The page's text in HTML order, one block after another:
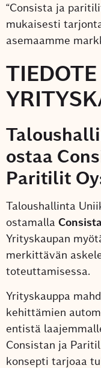
“Consista ja
mukaisesti
asemaamme
TIEDOTE
ostaa
Paritilit
Taloushallinta
ostamalla
Yrityskaupan
merkittävän
toteuttamisessa.
Yrityskauppa
kehittämien
entistä
Consistan ja
konsepti tarjoaa